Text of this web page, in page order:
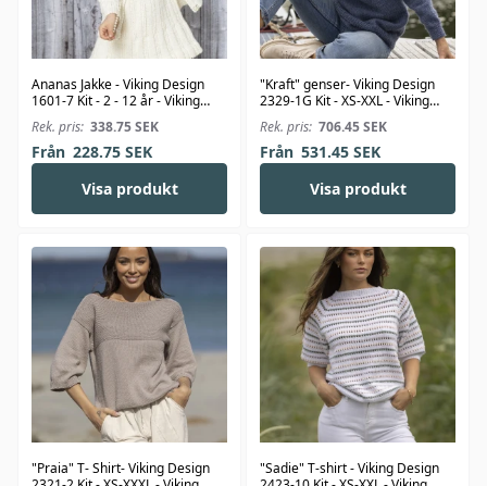
Ananas Jakke - Viking Design
1601-7 Kit - 2 - 12 år - Viking
Bjørk
Rek. pris: 338.75SEK
Från 228.75SEK
Visa produkt
"Kraft" genser- Viking Design
2329-1G Kit - XS-XXL - Viking
Wool
Rek. pris: 706.45SEK
Från 531.45SEK
Visa produkt
"Praia" T- Shirt- Viking Design
"Sadie" T-shirt - Viking Design